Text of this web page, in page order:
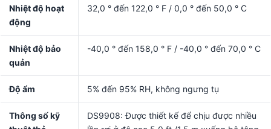
Nhiệt độ hoạt
động
32,0 ° đến 122,0 ° F / 0,0 ° đến 50,0 ° C
Nhiệt độ bảo
quản
-40,0 ° đến 158,0 ° F / -40,0 ° đến 70,0 ° C
Độ ẩm 5% đến 95% RH, không ngưng tụ
Thông số kỹ
DS9908: Được thiết kế để chịu được nhiều